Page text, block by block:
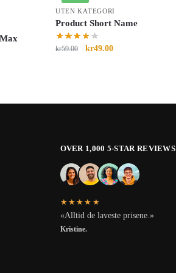
UTEN KATEGORI
Product Short Name
kr59.00 kr49.00
OVER 1,000 5-STAR REVIEWS
★★★★★
«Alltid de laveste prisene.»
Kristine.